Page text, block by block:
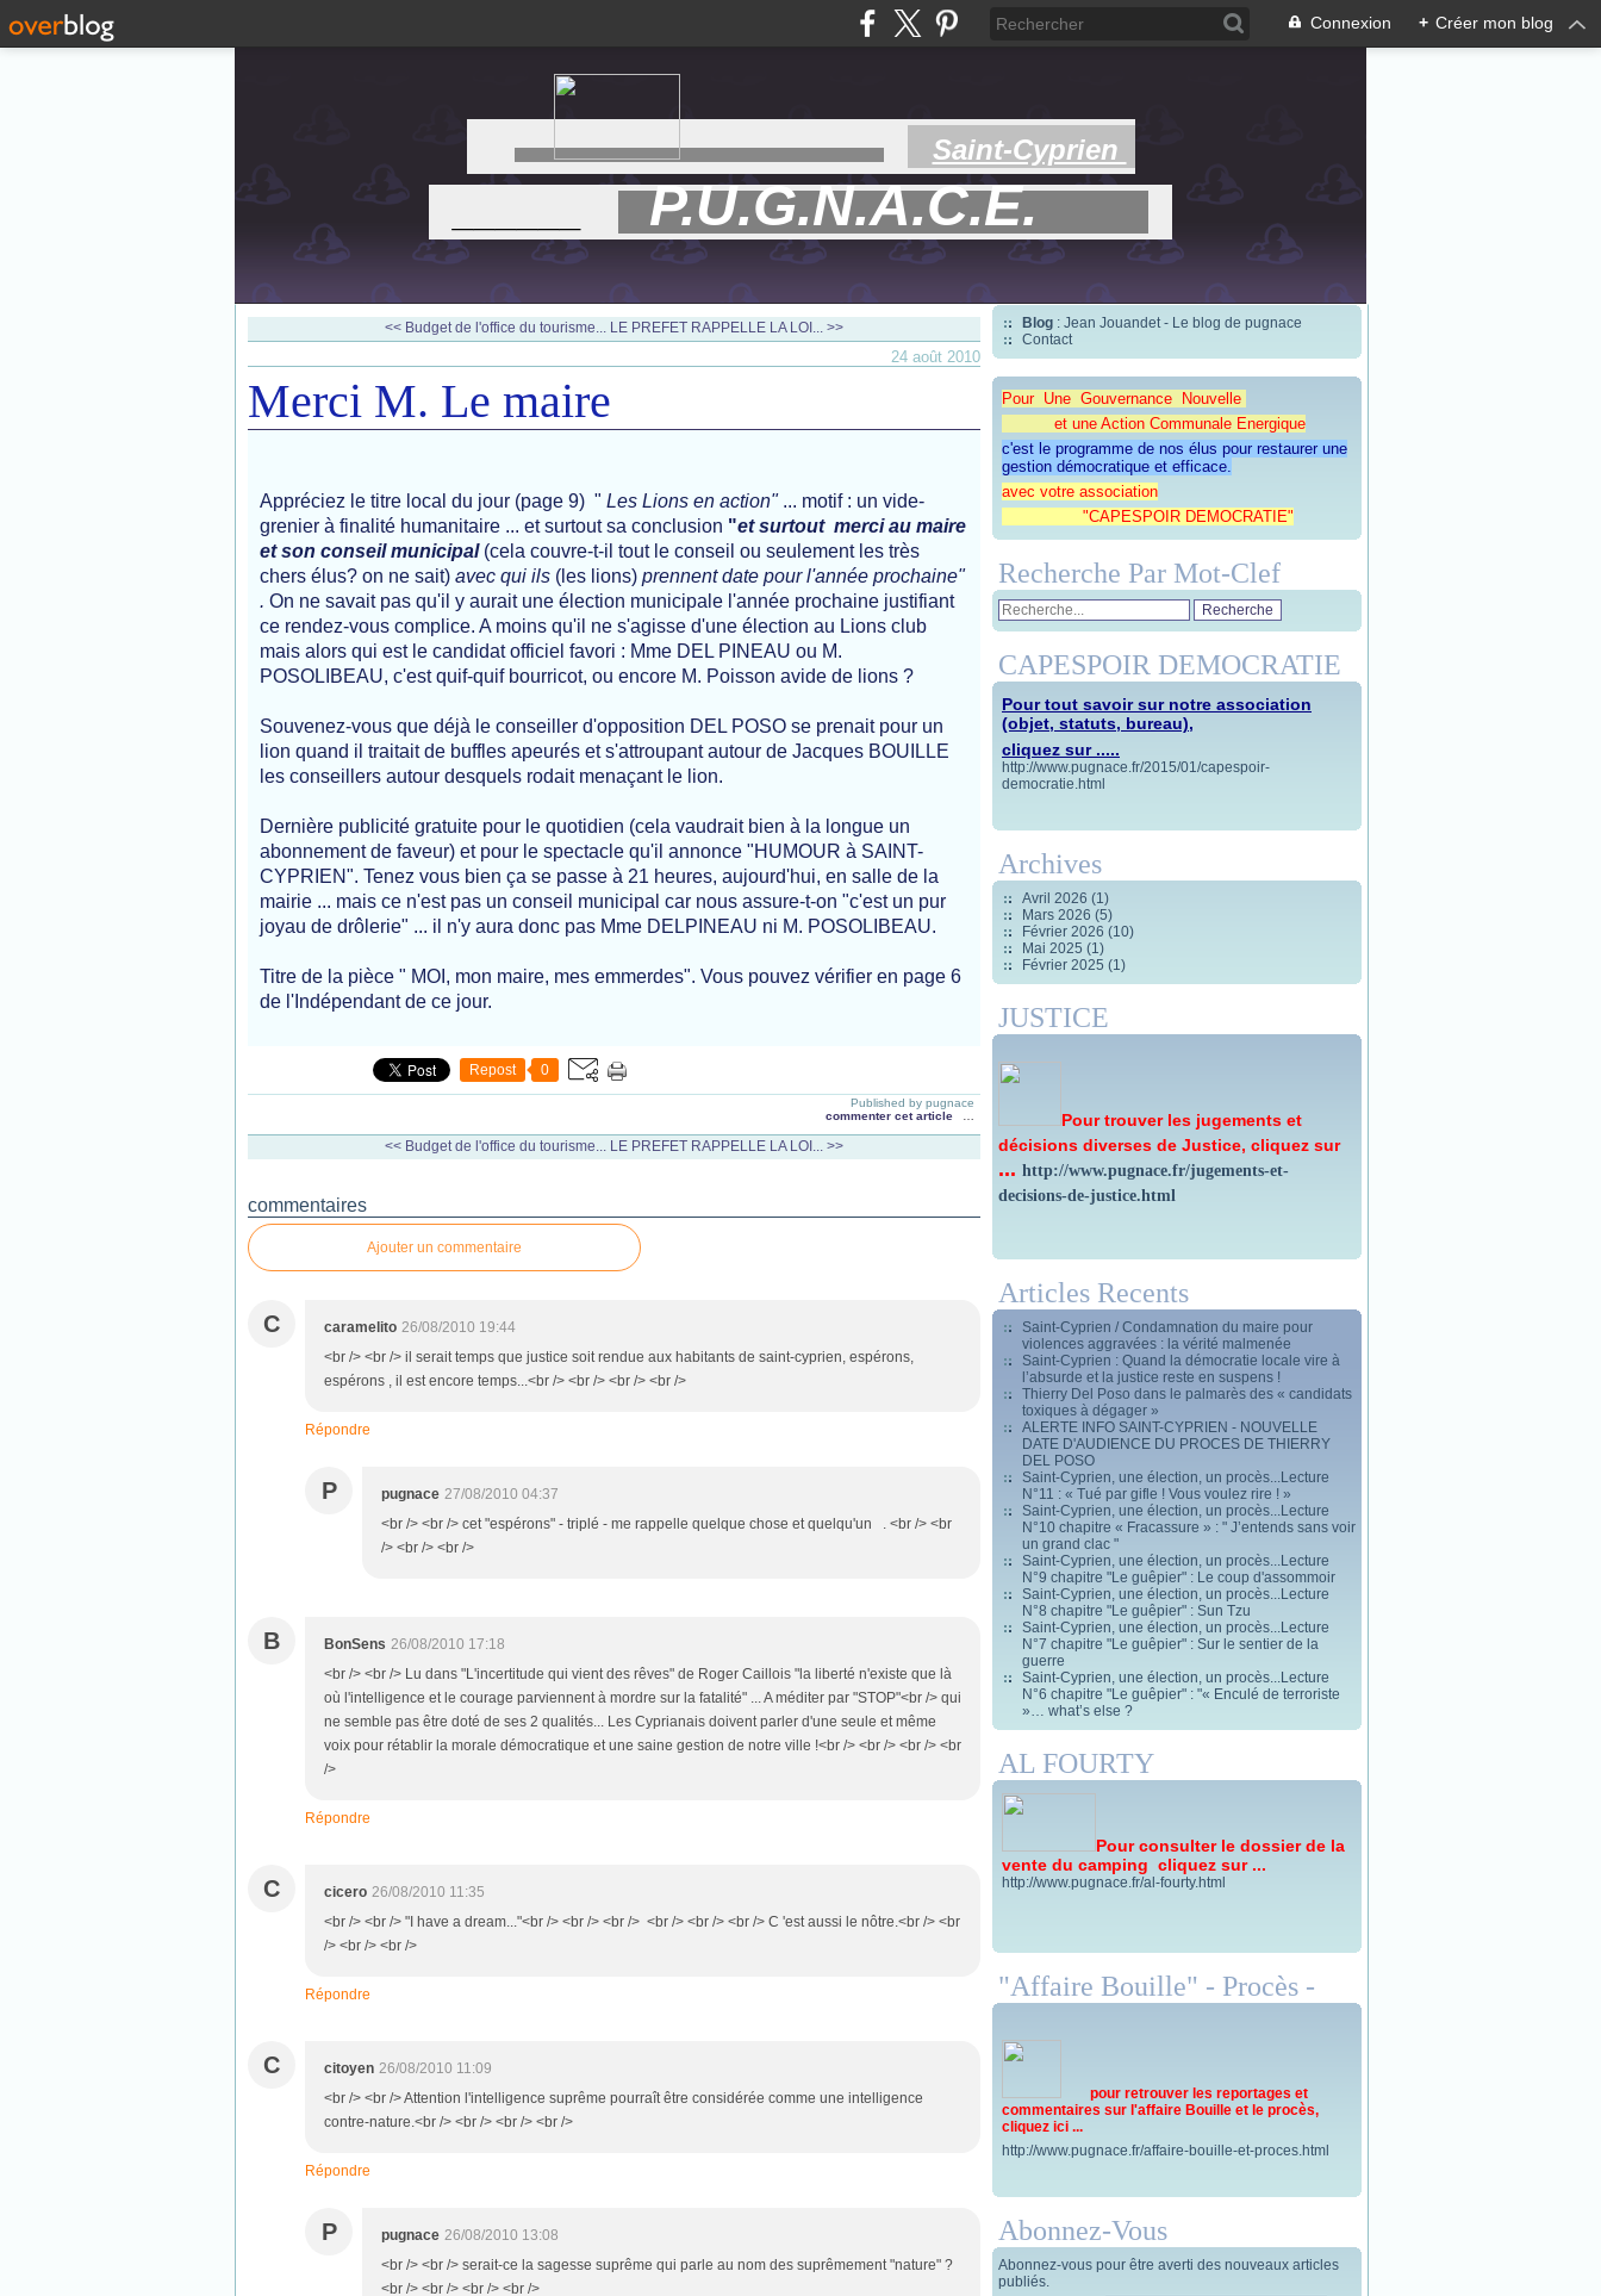
Connexion + Créer mon blog
Saint-Cyprien
P.U.G.N.A.C.E.
<< Budget de l'office du tourisme... LE PREFET RAPPELLE LA LOI... >>
24 août 2010
Merci M. Le maire
Appréciez le titre local du jour (page 9) " Les Lions en action"... motif : un vide-
grenier à finalité humanitaire ... et surtout sa conclusion "et surtout merci au maire
et son conseil municipal(cela couvre-t-il tout le conseil ou seulement les très
chers élus? on ne sait) avec qui ils (les lions) prennent date pour l'année prochaine"
. On ne savait pas qu'il y aurait une élection municipale l'année prochaine justifiant
ce rendez-vous complice. A moins qu'il ne s'agisse d'une élection au Lions club
mais alors qui est le candidat officiel favori : Mme DEL PINEAU ou M.
POSOLIBEAU, c'est quif-quif bourricot, ou encore M. Poisson avide de lions ?
Souvenez-vous que déjà le conseiller d'opposition DEL POSO se prenait pour un
lion quand il traitait de buffles apeurés et s'attroupant autour de Jacques BOUILLE
les conseillers autour desquels rodait menaçant le lion.
Dernière publicité gratuite pour le quotidien (cela vaudrait bien à la longue un
abonnement de faveur) et pour le spectacle qu'il annonce "HUMOUR à SAINT-
CYPRIEN". Tenez vous bien ça se passe à 21 heures, aujourd'hui, en salle de la
mairie ... mais ce n'est pas un conseil municipal car nous assure-t-on "c'est un pur
joyau de drôlerie" ... il n'y aura donc pas Mme DELPINEAU ni M. POSOLIBEAU.
Titre de la pièce " MOI, mon maire, mes emmerdes". Vous pouvez vérifier en page 6
de l'Indépendant de ce jour.
Repost 0
Published by pugnace
commenter cet article
<< Budget de l'office du tourisme... LE PREFET RAPPELLE LA LOI... >>
commentaires
Ajouter un commentaire
C caramelito 26/08/2010 19:44
<br /> <br /> il serait temps que justice soit rendue aux habitants de saint-cyprien, espérons,
espérons , il est encore temps...<br /> <br /> <br /> <br />
Répondre
P pugnace 27/08/2010 04:37
<br /> <br /> cet "espérons" - triplé - me rappelle quelque chose et quelqu'un . <br /> <br
/> <br /> <br />
B BonSens 26/08/2010 17:18
<br /> <br /> Lu dans "L'incertitude qui vient des rêves" de Roger Caillois "la liberté n'existe que là
où l'intelligence et le courage parviennent à mordre sur la fatalité" ... A méditer par "STOP"<br /> qui
ne semble pas être doté de ses 2 qualités... Les Cyprianais doivent parler d'une seule et même
voix pour rétablir la morale démocratique et une saine gestion de notre ville !<br /> <br /> <br /> <br
/>
Répondre
C cicero 26/08/2010 11:35
<br /> <br /> "I have a dream..."<br /> <br /> <br /> <br /> <br /> <br /> C 'est aussi le nôtre.<br /> <br
/> <br /> <br />
Répondre
C citoyen 26/08/2010 11:09
<br /> <br /> Attention l'intelligence suprême pourraît être considérée comme une intelligence
contre-nature.<br /> <br /> <br /> <br />
Répondre
P pugnace 26/08/2010 13:08
<br /> <br /> serait-ce la sagesse suprême qui parle au nom des suprêmement "nature" ?
<br /> <br /> <br /> <br />
Blog : Jean Jouandet - Le blog de pugnace
Contact
Pour Une Gouvernance Nouvelle
et une Action Communale Energique
c'est le programme de nos élus pour restaurer une
gestion démocratique et efficace.
avec votre association
"CAPESPOIR DEMOCRATIE"
Recherche Par Mot-Clef
CAPESPOIR DEMOCRATIE
Pour tout savoir sur notre association
(objet, statuts, bureau),
cliquez sur .....
http://www.pugnace.fr/2015/01/capespoir-
democratie.html
Archives
Avril 2026 (1)
Mars 2026 (5)
Février 2026 (10)
Mai 2025 (1)
Février 2025 (1)
JUSTICE
Pour trouver les jugements et
décisions diverses de Justice, cliquez sur
... http://www.pugnace.fr/jugements-et-
decisions-de-justice.html
Articles Recents
Saint-Cyprien / Condamnation du maire pour
violences aggravées : la vérité malmenée
Saint-Cyprien : Quand la démocratie locale vire à
l’absurde et la justice reste en suspens !
Thierry Del Poso dans le palmarès des « candidats
toxiques à dégager »
ALERTE INFO SAINT-CYPRIEN - NOUVELLE
DATE D'AUDIENCE DU PROCES DE THIERRY
DEL POSO
Saint-Cyprien, une élection, un procès...Lecture
N°11 : « Tué par gifle ! Vous voulez rire ! »
Saint-Cyprien, une élection, un procès...Lecture
N°10 chapitre « Fracassure » : " J’entends sans voir
un grand clac "
Saint-Cyprien, une élection, un procès...Lecture
N°9 chapitre "Le guêpier" : Le coup d'assommoir
Saint-Cyprien, une élection, un procès...Lecture
N°8 chapitre "Le guêpier" : Sun Tzu
Saint-Cyprien, une élection, un procès...Lecture
N°7 chapitre "Le guêpier" : Sur le sentier de la
guerre
Saint-Cyprien, une élection, un procès...Lecture
N°6 chapitre "Le guêpier" : "« Enculé de terroriste
»… what’s else ?
AL FOURTY
Pour consulter le dossier de la
vente du camping cliquez sur ...
http://www.pugnace.fr/al-fourty.html
"Affaire Bouille" - Procès -
pour retrouver les reportages et
commentaires sur l'affaire Bouille et le procès,
cliquez ici ...
http://www.pugnace.fr/affaire-bouille-et-proces.html
Abonnez-Vous
Abonnez-vous pour être averti des nouveaux articles
publiés.